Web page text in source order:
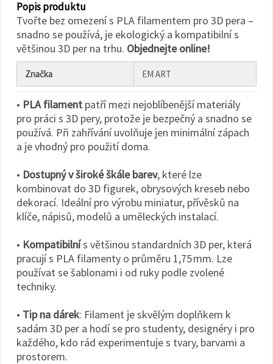
Popis produktu
Tvořte bez omezení s PLA filamentem pro 3D pera –
snadno se používá, je ekologický a kompatibilní s
většinou 3D per na trhu. Objednejte online!
Značka EM ART
• PLA filament patří mezi nejoblíbenější materiály
pro práci s 3D pery, protože je bezpečný a snadno se
používá. Při zahřívání uvolňuje jen minimální zápach
a je vhodný pro použití doma.
• Dostupný v široké škále barev, které lze
kombinovat do 3D figurek, obrysových kreseb nebo
dekorací. Ideální pro výrobu miniatur, přívěsků na
klíče, nápisů, modelů a uměleckých instalací.
• Kompatibilnís většinou standardních 3D per, která
pracují s PLA filamenty o průměru 1,75 mm. Lze
používat se šablonami i od ruky podle zvolené
techniky.
• Tip na dárek: Filament je skvělým doplňkem k
sadám 3D per a hodí se pro studenty, designéry i pro
každého, kdo rád experimentuje s tvary, barvami a
prostorem.